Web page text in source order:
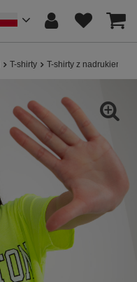
T-shirty T-shirty z nadrukiem